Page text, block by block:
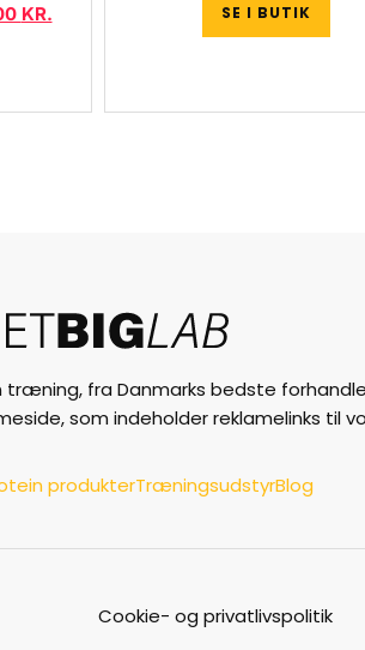
KR. SE I BUTIK
træning, fra Danmarks bedste
som indeholder reklamelinks til
produkterTræningsudstyrBlog
Cookie- og privatlivspolitik